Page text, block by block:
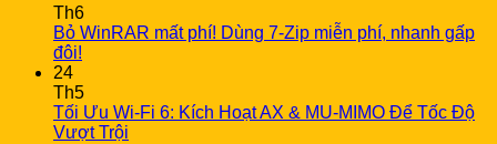
Th6
Bỏ WinRAR mất phí! Dùng 7-Zip miễn phí, nhanh gấp
đôi!
24
Th5
Tối Ưu Wi-Fi 6: Kích Hoạt AX & MU-MIMO Để Tốc Độ
Vượt Trội